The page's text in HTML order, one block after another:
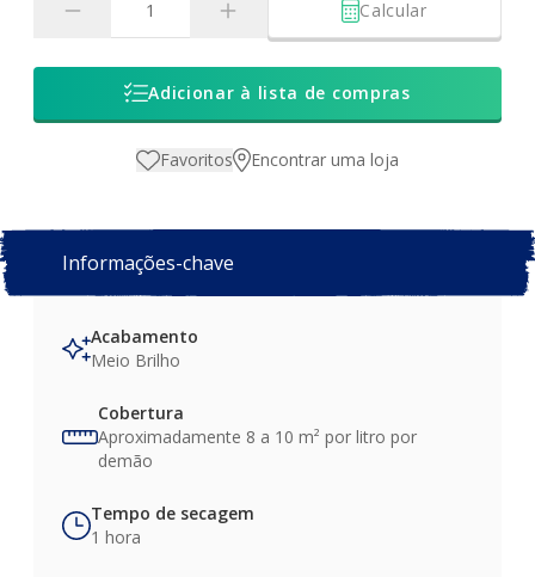
Calcular
Adicionar à lista de compras
Favoritos Encontrar uma loja
Informações-chave
Acabamento
Meio Brilho
Cobertura
Aproximadamente 8 a 10 m² por litro por
demão
Tempo de secagem
1 hora